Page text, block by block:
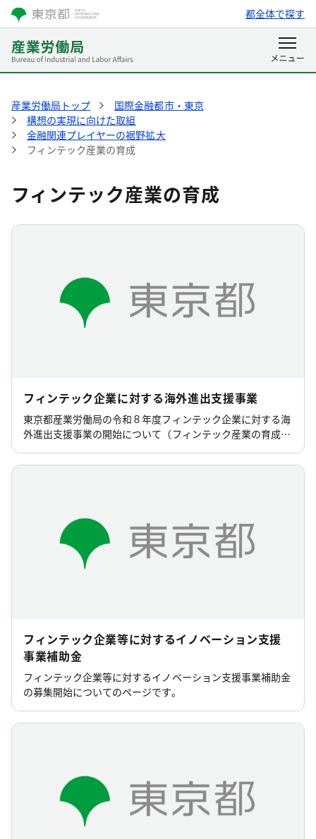
都全体で探す
産業労働局トップ
国際金融都市・東京
構想の実現に向けた取組
金融関連プレイヤーの裾野拡大
フィンテック産業の育成
フィンテック産業の育成
フィンテック企業に対する海外進出支援事業
東京都産業労働局の令和８年度フィンテック企業に対する海
外進出支援事業の開始について（フィンテック産業の育成）
フィンテック企業等に対するイノベーション支援
事業補助金
フィンテック企業等に対するイノベーション支援事業補助金
の募集開始についてのページです。